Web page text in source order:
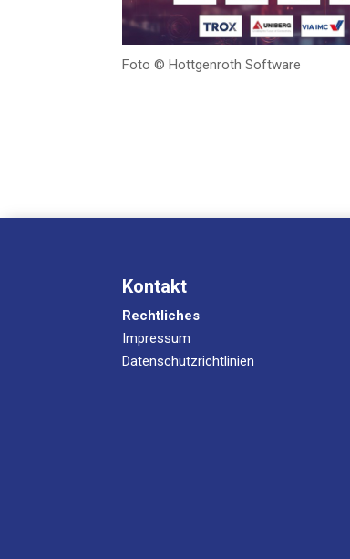
Foto © Hott­gen­roth Software
Kontakt
Rechtliches
Impressum
Datenschutzrichtlinien